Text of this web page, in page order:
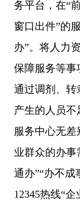
务平台，在“
窗口出件”的
办”。将人力
保障服务等事
通过调剂、转
产生的人员不
服务中心无
业群众的办事
通办”“办不成
12345热线“